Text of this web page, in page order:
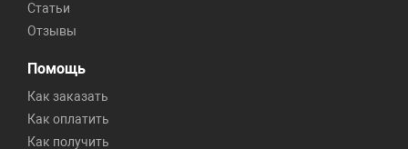
Статьи
Отзывы
Помощь
Как заказать
Как оплатить
Как получить